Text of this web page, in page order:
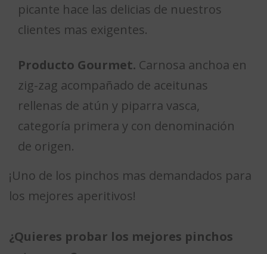
picante hace las delicias de nuestros
clientes mas exigentes.
Producto Gourmet. Carnosa anchoa en
zig-zag acompañado de aceitunas
rellenas de atún y piparra vasca,
categoría primera y con denominación
de origen.
¡Uno de los pinchos mas demandados para
los mejores aperitivos!
¿Quieres probar los mejores pinchos